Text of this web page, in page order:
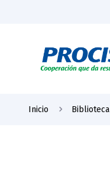
Inicio Biblioteca